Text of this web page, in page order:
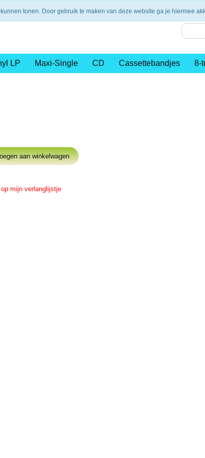
(NL) 14 dagen retourtermijn Veilig en
LP Maxi-Single CD Cassettebandjes 8-
mijn verlanglijstje
tonen. Door gebruik te maken van deze website ga je hiermee